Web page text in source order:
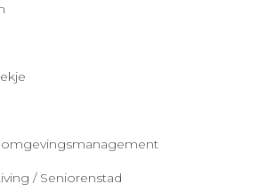
omgevingsmanagement
/ Seniorenstad